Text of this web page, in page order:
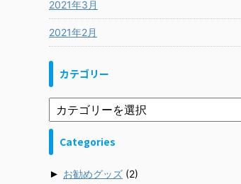
2021年3月
2021年2月
カテゴリー
Categories
► お勧めグッズ (2)